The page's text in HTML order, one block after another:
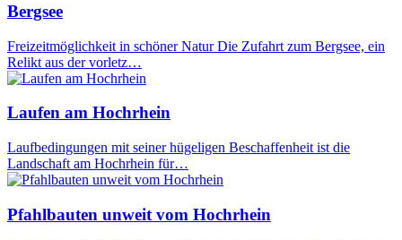
Bergsee
Freizeitmöglichkeit in schöner Natur Die Zufahrt zum Bergsee, ein
Relikt aus der vorletz…
Laufen am Hochrhein
Laufbedingungen mit seiner hügeligen Beschaffenheit ist die
Landschaft am Hochrhein für…
Pfahlbauten unweit vom Hochrhein